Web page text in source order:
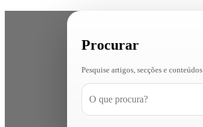
Procurar
Pesquise artigos, secções e conteúdos